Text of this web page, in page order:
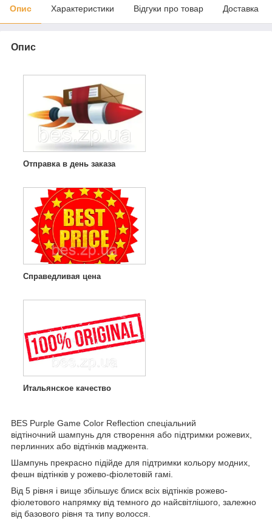
Опис Характеристики Відгуки про товар Доставка
Опис
Отправка в день заказа
Справедливая цена
Итальянское качество
BES Purple Game Color Reflection спеціальний
відтіночний шампунь для створення або підтримки рожевих,
перлинних або відтінків маджента.
Шампунь прекрасно підійде для підтримки кольору модних,
фешн відтінків у рожево-фіолетовій гамі.
Від 5 рівня і вище збільшує блиск всіх відтінків рожево-
фіолетового напрямку від темного до найсвітлішого, залежно
від базового рівня та типу волосся.